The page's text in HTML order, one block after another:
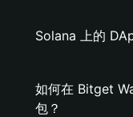
Solana 上的
如何在 Bitget
包？